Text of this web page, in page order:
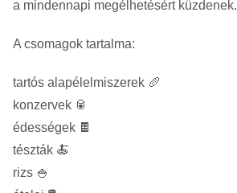
a mindennapi megélhetésért küzdenek.
A csomagok tartalma:
tartós alapélelmiszerek 🥖
konzervek 🥫
édességek 🍫
tészták 🍝
rizs 🍚